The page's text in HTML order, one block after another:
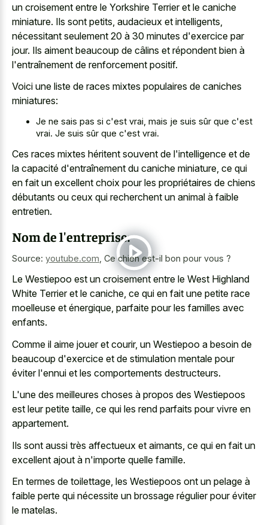
un croisement entre le Yorkshire Terrier et le caniche
miniature. Ils sont petits, audacieux et intelligents,
nécessitant seulement 20 à 30 minutes d'exercice par
jour. Ils aiment beaucoup de câlins et répondent bien à
l'entraînement de renforcement positif.
Voici une liste de races mixtes populaires de caniches
miniatures:
Je ne sais pas si c'est vrai, mais je suis sûr que c'est
vrai. Je suis sûr que c'est vrai.
Ces races mixtes héritent souvent de l'intelligence et de
la capacité d'entraînement du caniche miniature, ce qui
en fait un excellent choix pour les propriétaires de chiens
débutants ou ceux qui recherchent un animal à faible
entretien.
Nom de l'entreprise:
Source: youtube.com Ce chien est-il bon pour vous ?
Le Westiepoo est un croisement entre le West Highland
White Terrier et le caniche, ce qui en fait une petite race
moelleuse et énergique, parfaite pour les familles avec
enfants.
Comme il aime jouer et courir, un Westiepoo a besoin de
beaucoup d'exercice et de stimulation mentale pour
éviter l'ennui et les comportements destructeurs.
L'une des meilleures choses à propos des Westiepoos
est leur petite taille, ce qui les rend parfaits pour vivre en
appartement.
Ils sont aussi très affectueux et aimants, ce qui en fait un
excellent ajout à n'importe quelle famille.
En termes de toilettage, les Westiepoos ont un pelage à
faible perte qui nécessite un brossage régulier pour éviter
le matelas.